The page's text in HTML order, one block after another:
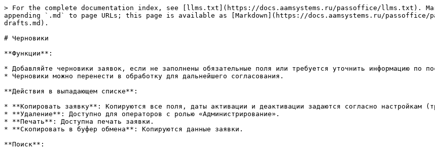
> For the complete documentation index, see [llms.txt](https://docs.aamsystems.ru/passoffice/llms.txt).
appending `.md` to page URLs; this page is available as [Markdown](https://docs.aamsystems.ru/passoffice/
drafts.md).
# Черновики
**Функции**:
* Добавляйте черновики заявок, если не заполнены обязательные поля или требуется уточнить информацию по
* Черновики можно перенести в обработку для дальнейшего согласования.
**Действия в выпадающем списке**:
* **Копировать заявку**: Копируются все поля, даты активации и деактивации задаются согласно настройкам
* **Удаление**: Доступно для операторов с ролью «Администрирование».
* **Печать**: Доступна печать заявки.
* **Скопировать в буфер обмена**: Копируются данные заявки.
**Поиск**: